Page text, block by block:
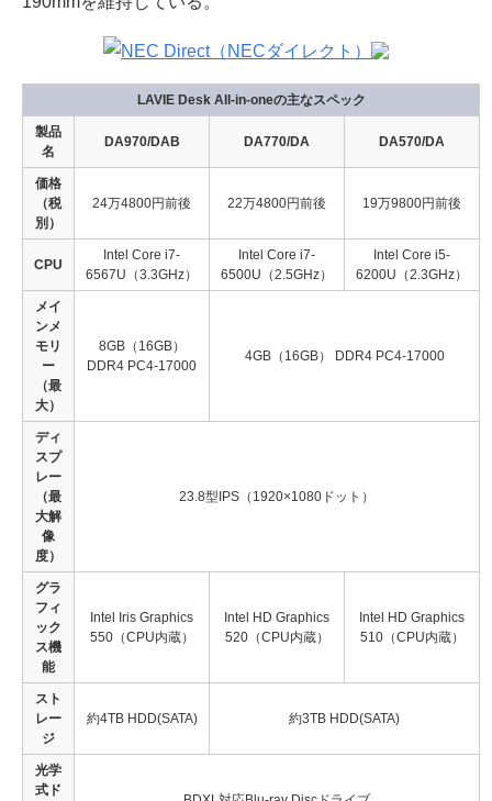
LAVIE Desk All-in-oneの主なスペック
製品
名
DA970/DAB DA770/DA DA570/DA
価格
（税
別）
24万4800円前後 22万4800円前後 19万9800円前後
CPU
Intel Core i7-
6567U（3.3GHz）
Intel Core i7-
6500U（2.5GHz）
Intel Core i5-
6200U（2.3GHz）
メイ
ンメ
モリ
ー
（最
大）
8GB（16GB）
DDR4 PC4-17000
4GB（16GB） DDR4 PC4-17000
ディ
スプ
レー
（最
大解
像
度）
23.8型IPS（1920×1080ドット）
グラ
フィ
ック
ス機
能
Intel Iris Graphics
550（CPU内蔵）
Intel HD Graphics
520（CPU内蔵）
Intel HD Graphics
510（CPU内蔵）
スト
レー
ジ
約4TB HDD(SATA) 約3TB HDD(SATA)
光学
式ド